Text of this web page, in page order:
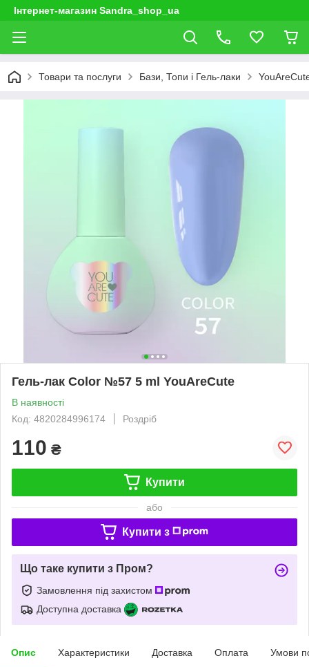
Інтернет-магазин Sandra_shop_ua
Товари та послуги Бази, Топи і Гель-лаки
Гель-лак Color №57 5 ml YouAreCute
В наявності
Код: 4820284996174
Роздріб
110 ₴
Купити
або
Купити з
Що таке купити з Пром?
Замовлення під захистом
Доступна доставка
Опис Характеристики Доставка Оплата Умови